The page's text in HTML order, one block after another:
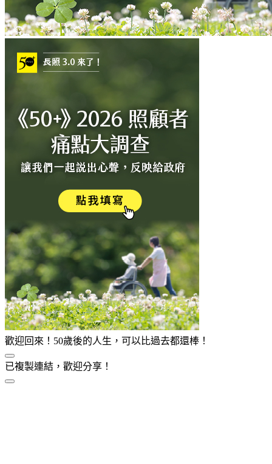
歡迎回來！50歲後的人生，可以比過去都還棒！
已複製連結，歡迎分享！